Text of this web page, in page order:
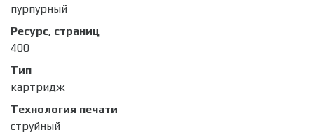
пурпурный
Ресурс, страниц
400
Тип
картридж
Технология печати
струйный